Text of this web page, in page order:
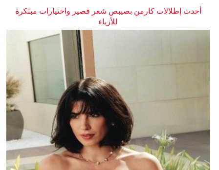
أحدث إطلالات كارمن بصيبص شعر قصير واختيارات مبتكرة
للأزياء